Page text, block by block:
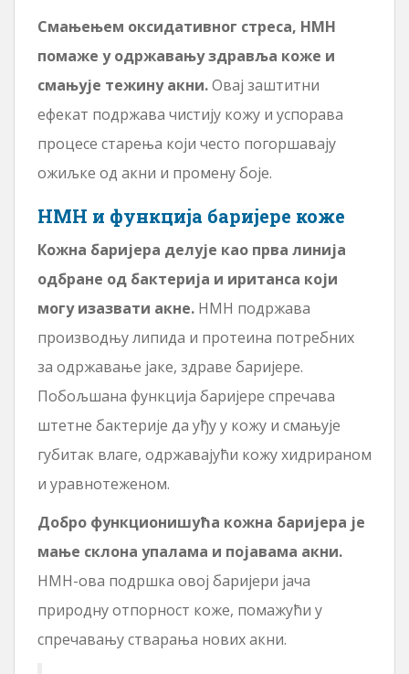
Смањењем оксидативног стреса, НМН
помаже у одржавању здравља коже и
смањује тежину акни.Овај заштитни
ефекат подржава чистију кожу и успорава
процесе старења који често погоршавају
ожиљке од акни и промену боје.
НМН и функција баријере коже
Кожна баријера делује као прва линија
одбране од бактерија и иританса који
могу изазвати акне. НМН подржава
производњу липида и протеина потребних
за одржавање јаке, здраве баријере.
Побољшана функција баријере спречава
штетне бактерије да уђу у кожу и смањује
губитак влаге, одржавајући кожу хидрираном
и уравнотеженом.
Добро функционишућа кожна баријера је
мање склона упалама и појавама акни.
НМН-ова подршка овој баријери јача
природну отпорност коже, помажући у
спречавању стварања нових акни.